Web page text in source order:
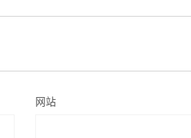
网站